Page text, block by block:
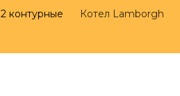
2 контурные
Котел Lamborgh